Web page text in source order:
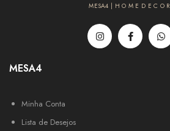
MESA4 | H O M E D E C O R
MESA4
Minha Conta
Lista de Desejos